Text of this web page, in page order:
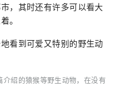
，其时还有许多可以看大
。
看到可爱又特别的野生动
绍的猿猴等野生动物，在没有